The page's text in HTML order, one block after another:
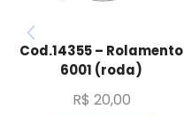
Cod.14355 – Rolamento
6001 (roda)
R$ 20,00